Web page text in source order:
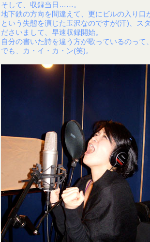
そして、収録当日……。
地下鉄の方向を間違えて、更にビルの入り口
という失態を演じた玉沢なのですが(汗)、ス
ださいまして、早速収録開始。
自分の書いた詩を違う方が歌っているのって
でも、カ・イ・カ・ン(笑)。